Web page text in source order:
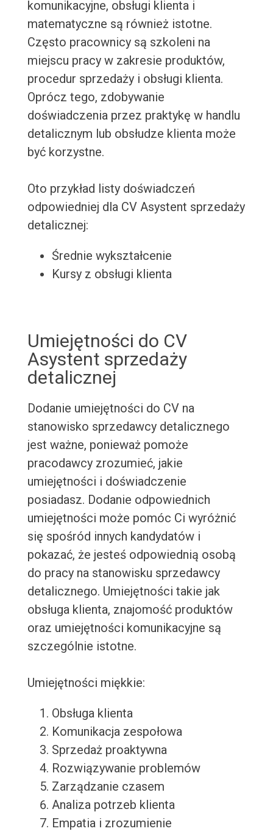
komunikacyjne, obsługi klienta i
matematyczne są również istotne.
Często pracownicy są szkoleni na
miejscu pracy w zakresie produktów,
procedur sprzedaży i obsługi klienta.
Oprócz tego, zdobywanie
doświadczenia przez praktykę w handlu
detalicznym lub obsłudze klienta może
być korzystne.
Oto przykład listy doświadczeń
odpowiedniej dla CV Asystent sprzedaży
detalicznej:
Średnie wykształcenie
Kursy z obsługi klienta
Umiejętności do CV
Asystent sprzedaży
detalicznej
Dodanie umiejętności do CV na
stanowisko sprzedawcy detalicznego
jest ważne, ponieważ pomoże
pracodawcy zrozumieć, jakie
umiejętności i doświadczenie
posiadasz. Dodanie odpowiednich
umiejętności może pomóc Ci wyróżnić
się spośród innych kandydatów i
pokazać, że jesteś odpowiednią osobą
do pracy na stanowisku sprzedawcy
detalicznego. Umiejętności takie jak
obsługa klienta, znajomość produktów
oraz umiejętności komunikacyjne są
szczególnie istotne.
Umiejętności miękkie:
Obsługa klienta
Komunikacja zespołowa
Sprzedaż proaktywna
Rozwiązywanie problemów
Zarządzanie czasem
Analiza potrzeb klienta
Empatia i zrozumienie